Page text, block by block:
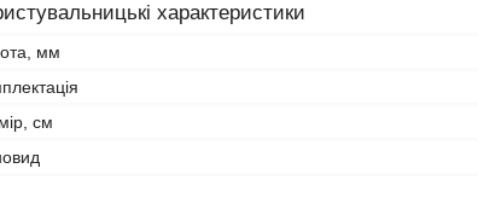
характеристики
мм
см